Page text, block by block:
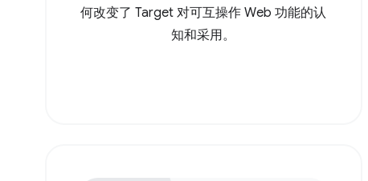
何改变了 Target 对可互操作 Web 功能的认
知和采用。